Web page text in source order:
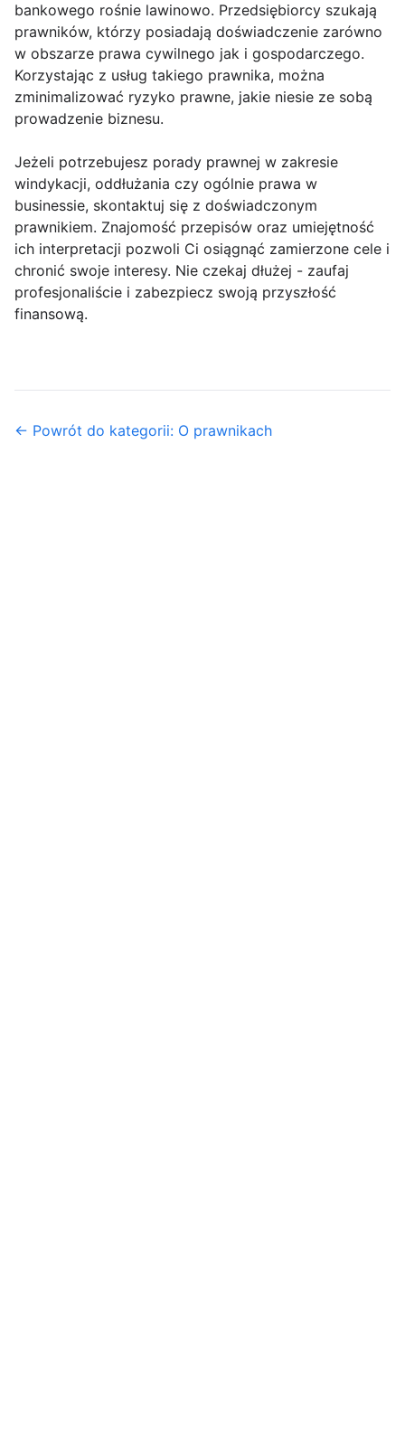
bankowego rośnie lawinowo. Przedsiębiorcy szukają
prawników, którzy posiadają doświadczenie zarówno
w obszarze prawa cywilnego jak i gospodarczego.
Korzystając z usług takiego prawnika, można
zminimalizować ryzyko prawne, jakie niesie ze sobą
prowadzenie biznesu.
Jeżeli potrzebujesz porady prawnej w zakresie
windykacji, oddłużania czy ogólnie prawa w
businessie, skontaktuj się z doświadczonym
prawnikiem. Znajomość przepisów oraz umiejętność
ich interpretacji pozwoli Ci osiągnąć zamierzone cele i
chronić swoje interesy. Nie czekaj dłużej - zaufaj
profesjonaliście i zabezpiecz swoją przyszłość
finansową.
← Powrót do kategorii: O prawnikach